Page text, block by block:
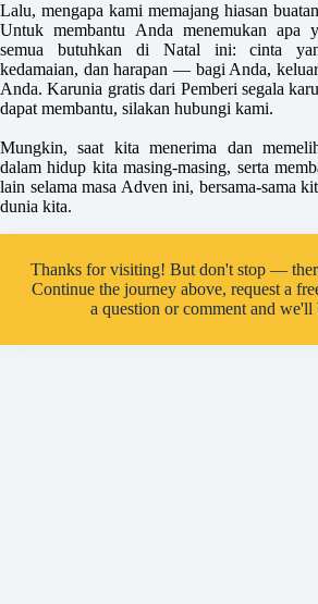
Lalu, mengapa kami memajang hiasan
Untuk membantu Anda menemukan apa
semua butuhkan di Natal ini: cinta
kedamaian, dan harapan — bagi Anda,
Anda. Karunia gratis dari Pemberi segala
dapat membantu, silakan hubungi kami.
Mungkin, saat kita menerima dan
dalam hidup kita masing-masing, serta
lain selama masa Adven ini, bersama-sama
dunia kita.
Thanks for visiting! But don't stop —
Continue the journey above, request a
a question or comment and we'll